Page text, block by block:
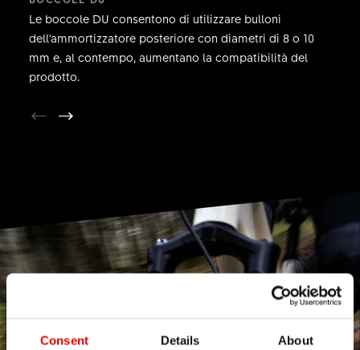
Consent Details About
Le boccole DU consentono di utilizzare bulloni
dell'ammortizzatore posteriore con diametri di 8 o 10
mm e, al contempo, aumentano la compatibilità del
prodotto.